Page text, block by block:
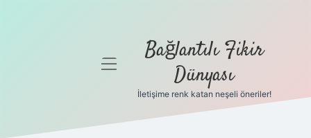
menüyü
Bağlantılı Fikir
Dünyası
İletişime renk katan neşeli öneriler!